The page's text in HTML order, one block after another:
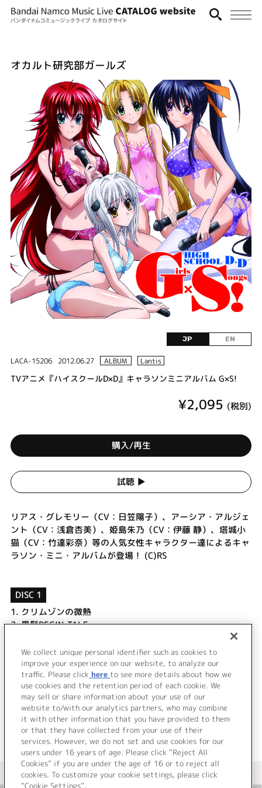
オカルト研究部ガールズ
JP EN
LACA-15206 2012.06.27 ALBUM Lantis
TVアニメ『ハイスクールD×D』キャラソンミニアルバム G×S!
¥2,095 (税別)
購入/再生
試聴 ▶︎
リアス・グレモリー（CV：日笠陽子）、アーシア・アルジェ
ント（CV：浅倉杏美）、姫島朱乃（CV：伊藤 静）、塔城小
猫（CV：竹達彩奈）等の人気女性キャラクター達によるキャ
ラソン・ミニ・アルバムが登場！ (C)RS
DISC 1
1. クリムゾンの微熱
2.黒髪BEGIN-TALE
情熱☆アンバランス
STUDY×STUDY (G×Sバージョン)
＜ BACK
＜ カタログサイト トップページへ
We collect unique personal identifier such as cookies to
improve your experience on our website, to analyze our
traffic. Please click here to see more details about how we
use cookies and the retention period of each cookie. We
may sell or share information about your use of our
website to/with our analytics partners, who may combine
it with other information that you have provided to them
or that they have collected from your use of their
services. However, we do not set and use cookies for our
users under 16 years of age. Please click “Reject All
Cookies” if you are under the age of 16 or to reject all
cookies. To customize your cookie settings, please click
“Cookie Settings”.